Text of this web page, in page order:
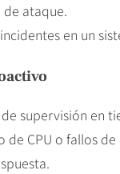
ataque.
en un
supervisión en
de CPU o fallos